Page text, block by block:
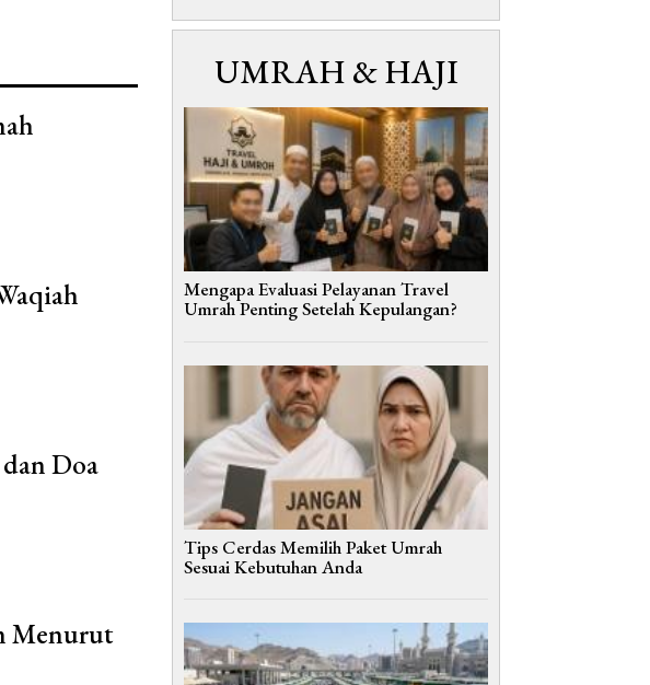
Doa
Menurut
UMRAH & HAJI
Mengapa Evaluasi Pelayanan Travel
Umrah Penting Setelah Kepulangan?
Tips Cerdas Memilih Paket Umrah
Sesuai Kebutuhan Anda